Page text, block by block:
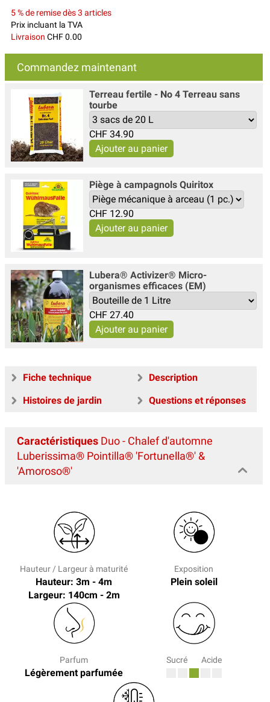
5 % de remise dès 3 articles
Prix incluant la TVA
Livraison CHF 0.00
Commandez maintenant
Terreau fertile - No 4 Terreau sans
tourbe
CHF 34.90
Piège à campagnols Quiritox
CHF 12.90
Lubera® Activizer® Micro-
organismes efficaces (EM)
CHF 27.40
Fiche technique
Description
Histoires de jardin
Questions et réponses
Caractéristiques Duo - Chalef d'automne
Luberissima® Pointilla® 'Fortunella®' &
'Amoroso®'
Hauteur / Largeur à maturité
Hauteur: 3m - 4m
Largeur: 140cm - 2m
Exposition
Plein soleil
Parfum
Légèrement parfumée
Sucré Acide